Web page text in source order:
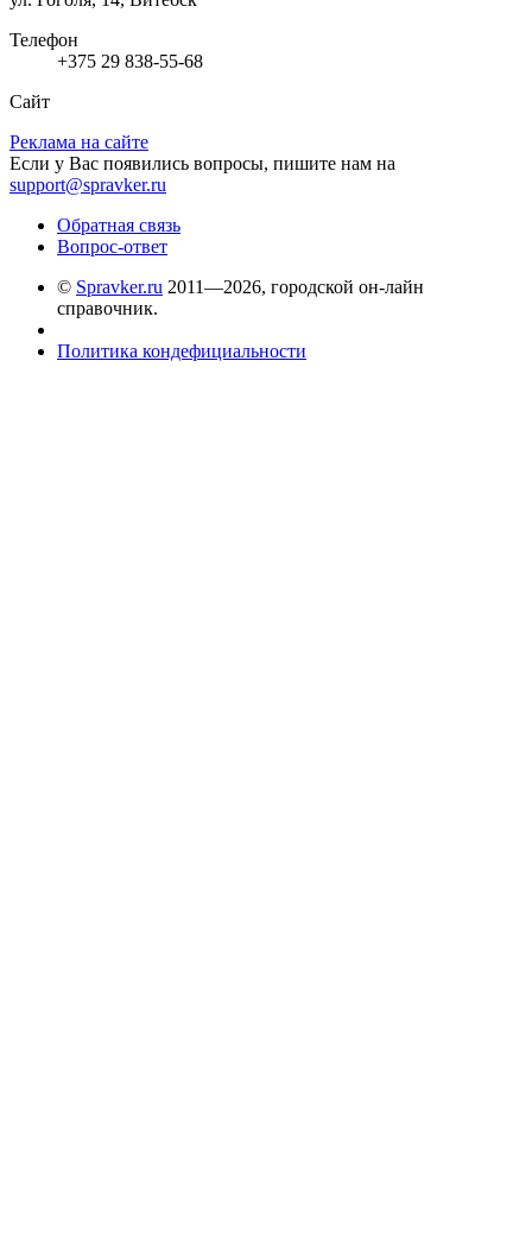
Телефон
+375 29 838-55-68
Сайт
Реклама на сайте
Если у Вас появились вопросы, пишите нам на
support@spravker.ru
Обратная связь
Вопрос-ответ
© Spravker.ru 2011—2026, городской он-лайн
справочник.
Политика кондефициальности